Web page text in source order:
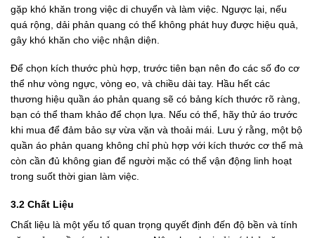
gặp khó khăn trong việc di chuyển và làm việc. Ngược lại, nếu
quá rộng, dải phản quang có thể không phát huy được hiệu quả,
gây khó khăn cho việc nhận diện.
Để chọn kích thước phù hợp, trước tiên bạn nên đo các số đo cơ
thể như vòng ngực, vòng eo, và chiều dài tay. Hầu hết các
thương hiệu quần áo phản quang sẽ có bảng kích thước rõ ràng,
bạn có thể tham khảo để chọn lựa. Nếu có thể, hãy thử áo trước
khi mua để đảm bảo sự vừa vặn và thoải mái. Lưu ý rằng, một bộ
quần áo phản quang không chỉ phù hợp với kích thước cơ thể mà
còn cần đủ không gian để người mặc có thể vận động linh hoạt
trong suốt thời gian làm việc.
3.2 Chất Liệu
Chất liệu là một yếu tố quan trọng quyết định đến độ bền và tính